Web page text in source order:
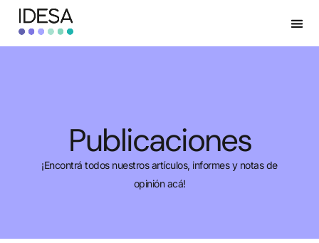
Publicaciones
¡Encontrá todos nuestros artículos, informes y notas de
opinión acá!